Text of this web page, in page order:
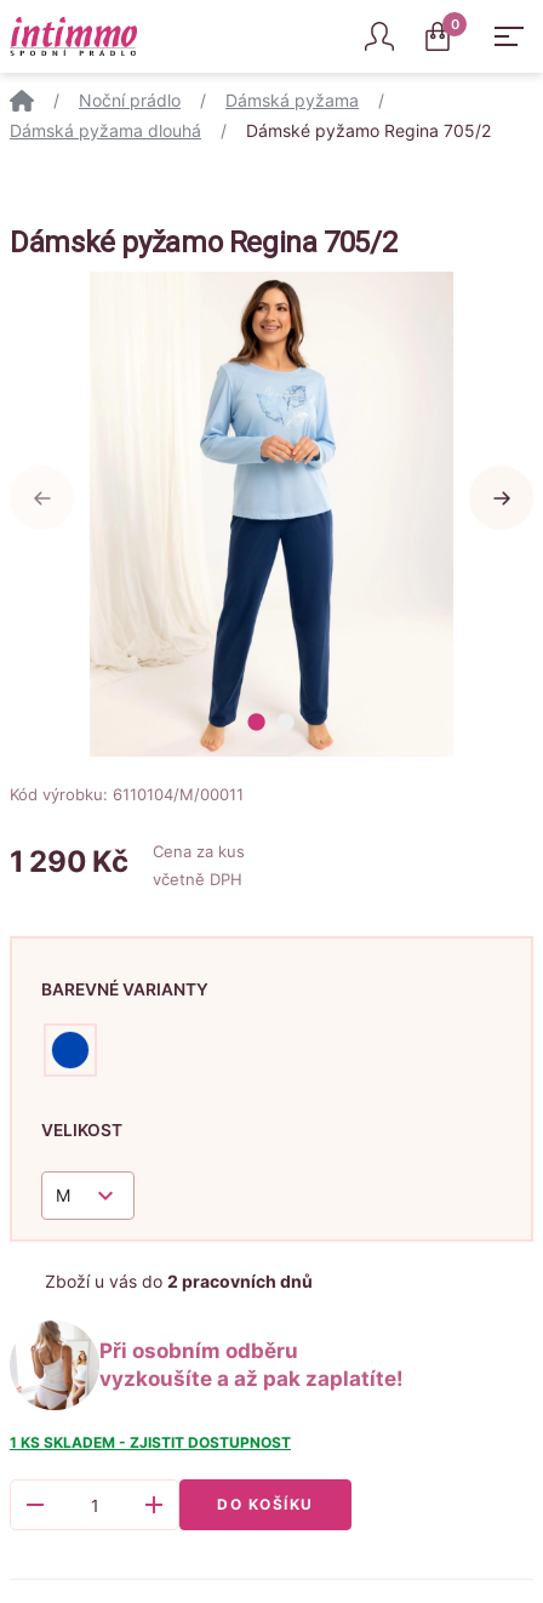
Intimmo 0
/ Noční prádlo / Dámská pyžama
/
Dámská pyžama dlouhá
/ Dámské pyžamo Regina 705/2
Dámské pyžamo Regina 705/2
lens lens
Kód výrobku: 6110104/M/00011
1 290 Kč
Cena za kus
včetně DPH
BAREVNÉ VARIANTY
VELIKOST
M keyboard_arrow_down
Zboží u vás do 2 pracovních dnů
Při osobním odběru
vyzkoušíte a až pak zaplatíte!
1 KS SKLADEM - ZJISTIT DOSTUPNOST
remove add DO KOŠÍKU